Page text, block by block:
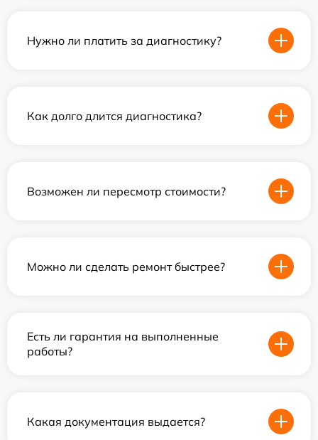
Нужно ли платить за диагностику?
Как долго длится диагностика?
Возможен ли пересмотр стоимости?
Можно ли сделать ремонт быстрее?
Есть ли гарантия на выполненные
работы?
Какая документация выдается?